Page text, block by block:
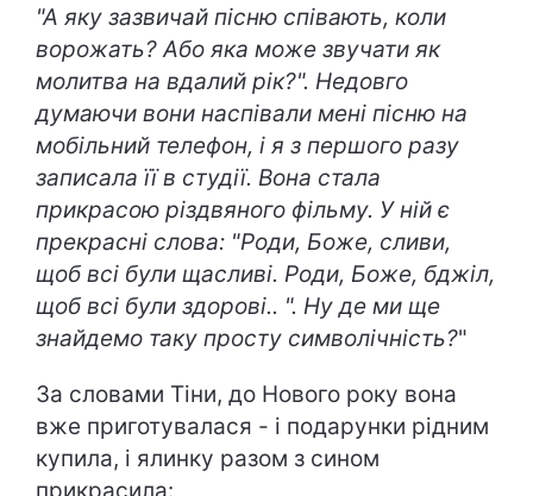
"А яку зазвичай пісню співають, коли
ворожать? Або яка може звучати як
молитва на вдалий рік?". Недовго
думаючи вони наспівали мені пісню на
мобільний телефон, і я з першого разу
записала її в студії. Вона стала
прикрасою різдвяного фільму. У ній є
прекрасні слова: "Роди, Боже, сливи,
щоб всі були щасливі. Роди, Боже, бджіл,
щоб всі були здорові.. ". Ну де ми ще
знайдемо таку просту символічність?"
За словами Тіни, до Нового року вона
вже приготувалася - і подарунки рідним
купила, і ялинку разом з сином
прикрасила: